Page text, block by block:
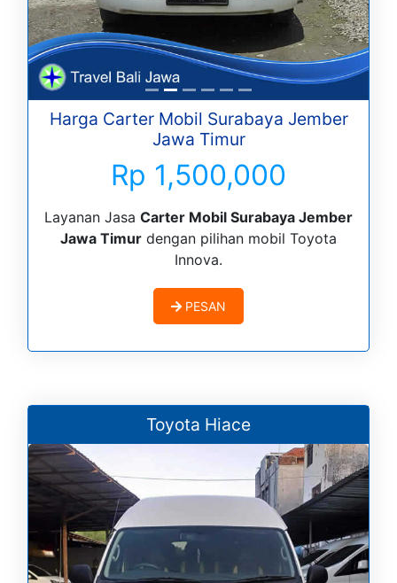
Harga Carter Mobil Surabaya Jember
Jawa Timur
Rp 1,500,000
Layanan Jasa Carter Mobil Surabaya Jember
Jawa Timur dengan pilihan mobil Toyota
Innova.
PESAN
Toyota Hiace